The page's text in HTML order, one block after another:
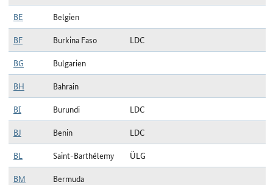
BE
Belgien
BF
Burkina Faso
LDC
BG
Bulgarien
BH
Bahrain
BI
Burundi
LDC
BJ
Benin
LDC
BL
Saint-Barthélemy
ÜLG
BM
Bermuda